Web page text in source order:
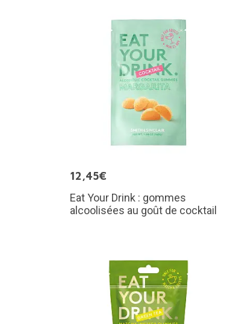
12,45€
Eat Your Drink : gommes
alcoolisées au goût de cocktail